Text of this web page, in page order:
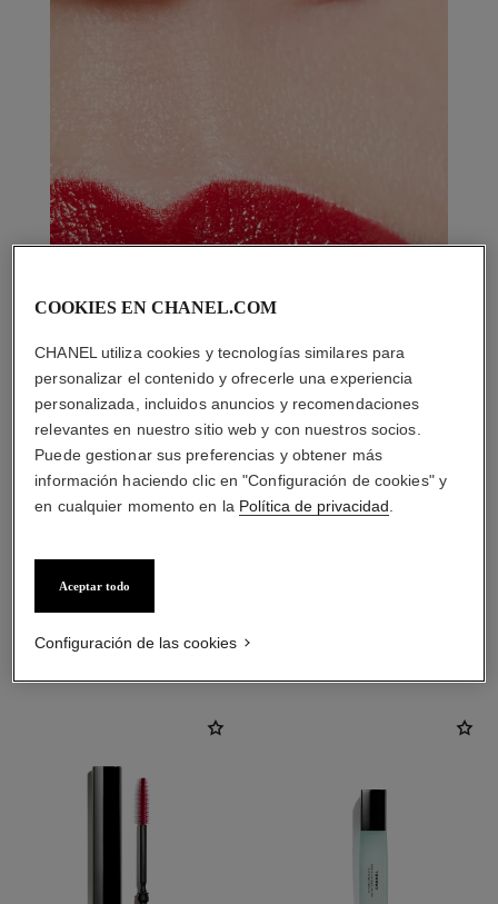
LA COMBINACIÓN PERFECTA
COOKIES EN CHANEL.COM
CHANEL utiliza cookies y tecnologías similares para
personalizar el contenido y ofrecerle una experiencia
personalizada, incluidos anuncios y recomendaciones
relevantes en nuestro sitio web y con nuestros socios.
Puede gestionar sus preferencias y obtener más
información haciendo clic en "Configuración de cookies" y
en cualquier momento en la Política de privacidad
Aceptar todo
Configuración de las cookies